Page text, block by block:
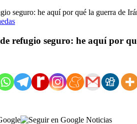
refugio seguro: he aquí por